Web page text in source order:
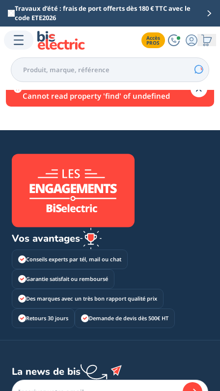
Aller au contenu principal
Travaux d’été : frais de port offerts dès 180 € TTC avec le
code ETE2026
Accès
PROS
Une erreur est survenue.
Cannot read property 'find' of undefined
Vos avantages
Conseils experts par tél, mail ou chat
Garantie satisfait ou remboursé
Des marques avec un très bon rapport qualité prix
Retours 30 jours Demande de devis dès 500€ HT
La news de bis